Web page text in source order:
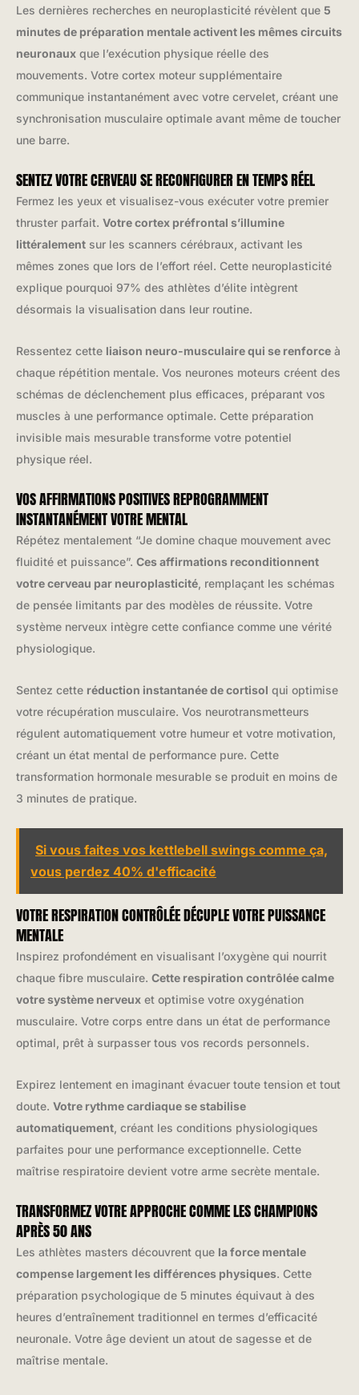
Les dernières recherches en neuroplasticité révèlent que 5
minutes de préparation mentale activent les mêmes circuits
neuronaux que l’exécution physique réelle des
mouvements. Votre cortex moteur supplémentaire
communique instantanément avec votre cervelet, créant une
synchronisation musculaire optimale avant même de toucher
une barre.
SENTEZ VOTRE CERVEAU SE RECONFIGURER EN TEMPS RÉEL
Fermez les yeux et visualisez-vous exécuter votre premier
thruster parfait. Votre cortex préfrontal s’illumine
littéralement sur les scanners cérébraux, activant les
mêmes zones que lors de l’effort réel. Cette neuroplasticité
explique pourquoi 97% des athlètes d’élite intègrent
désormais la visualisation dans leur routine.
Ressentez cette liaison neuro-musculaire qui se renforce à
chaque répétition mentale. Vos neurones moteurs créent des
schémas de déclenchement plus efficaces, préparant vos
muscles à une performance optimale. Cette préparation
invisible mais mesurable transforme votre potentiel
physique réel.
VOS AFFIRMATIONS POSITIVES REPROGRAMMENT
INSTANTANÉMENT VOTRE MENTAL
Répétez mentalement “Je domine chaque mouvement avec
fluidité et puissance”. Ces affirmations reconditionnent
votre cerveau par neuroplasticité , remplaçant les schémas
de pensée limitants par des modèles de réussite. Votre
système nerveux intègre cette confiance comme une vérité
physiologique.
Sentez cette réduction instantanée de cortisol qui optimise
votre récupération musculaire. Vos neurotransmetteurs
régulent automatiquement votre humeur et votre motivation,
créant un état mental de performance pure. Cette
transformation hormonale mesurable se produit en moins de
3 minutes de pratique.
Si vous faites vos kettlebell swings comme ça,
vous perdez 40% d'efficacité
VOTRE RESPIRATION CONTRÔLÉE DÉCUPLE VOTRE PUISSANCE
MENTALE
Inspirez profondément en visualisant l’oxygène qui nourrit
chaque fibre musculaire. Cette respiration contrôlée calme
votre système nerveux et optimise votre oxygénation
musculaire. Votre corps entre dans un état de performance
optimal, prêt à surpasser tous vos records personnels.
Expirez lentement en imaginant évacuer toute tension et tout
doute. Votre rythme cardiaque se stabilise
automatiquement , créant les conditions physiologiques
parfaites pour une performance exceptionnelle. Cette
maîtrise respiratoire devient votre arme secrète mentale.
TRANSFORMEZ VOTRE APPROCHE COMME LES CHAMPIONS
APRÈS 50 ANS
Les athlètes masters découvrent que la force mentale
compense largement les différences physiques. Cette
préparation psychologique de 5 minutes équivaut à des
heures d’entraînement traditionnel en termes d’efficacité
neuronale. Votre âge devient un atout de sagesse et de
maîtrise mentale.